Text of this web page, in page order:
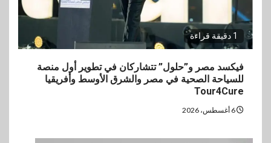
1 دقيقة قراءة
فيكسد مصر و”حلول” تتشاركان في تطوير أول منصة
للسياحة الصحية في مصر والشرق الأوسط وأفريقيا
Tour4Cure